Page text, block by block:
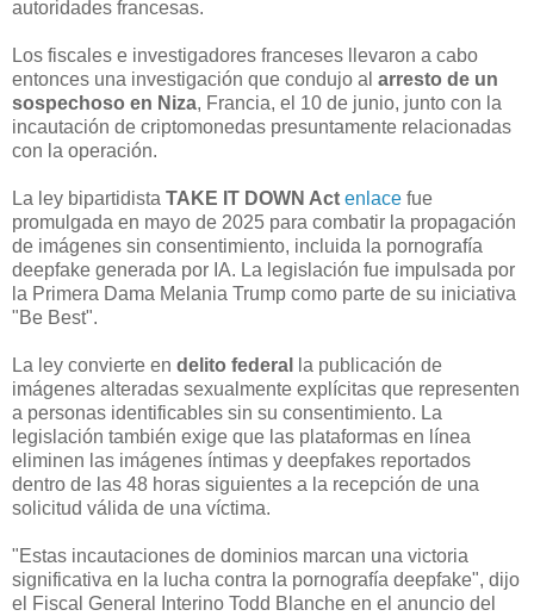
autoridades francesas.
Los fiscales e investigadores franceses llevaron a cabo
entonces una investigación que condujo al arresto de un
sospechoso en Niza, Francia, el 10 de junio, junto con la
incautación de criptomonedas presuntamente relacionadas
con la operación.
La ley bipartidista TAKE IT DOWN Act enlace fue
promulgada en mayo de 2025 para combatir la propagación
de imágenes sin consentimiento, incluida la pornografía
deepfake generada por IA. La legislación fue impulsada por
la Primera Dama Melania Trump como parte de su iniciativa
"Be Best".
La ley convierte en delito federal
la publicación de
imágenes alteradas sexualmente explícitas que representen
a personas identificables sin su consentimiento. La
legislación también exige que las plataformas en línea
eliminen las imágenes íntimas y deepfakes reportados
dentro de las 48 horas siguientes a la recepción de una
solicitud válida de una víctima.
"Estas incautaciones de dominios marcan una victoria
significativa en la lucha contra la pornografía deepfake", dijo
el Fiscal General Interino Todd Blanche en el anuncio del